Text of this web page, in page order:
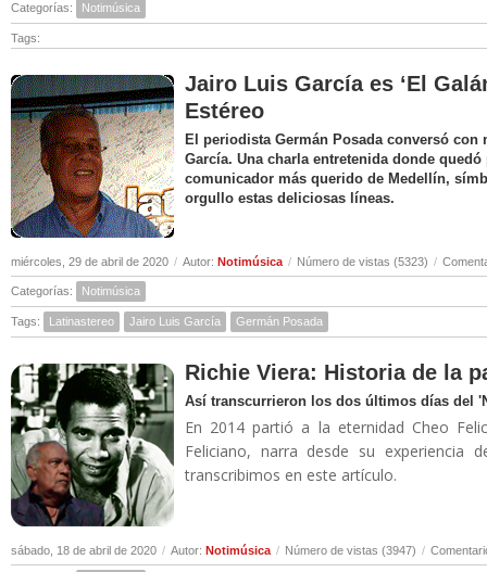
Categorías: Notimúsica
Tags:
Jairo Luis García es ‘El
Estéreo
El periodista Germán Posada conversó
García. Una charla entretenida donde
comunicador más querido de Medellín,
orgullo estas deliciosas líneas.
miércoles, 29 de abril de 2020 / Autor: Notimúsica / Número de vistas (5323) /
Categorías: Notimúsica
Tags: Latinastereo Jairo Luis García Germán Posada
Richie Viera: Historia de la
Así transcurrieron los dos últimos días del
En 2014 partió a la eternidad Cheo
Feliciano, narra desde su experiencia
transcribimos en este artículo.
sábado, 18 de abril de 2020 / Autor: Notimúsica / Número de vistas (3947) /